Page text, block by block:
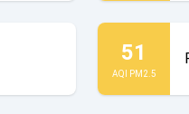
51
AQI PM2.5